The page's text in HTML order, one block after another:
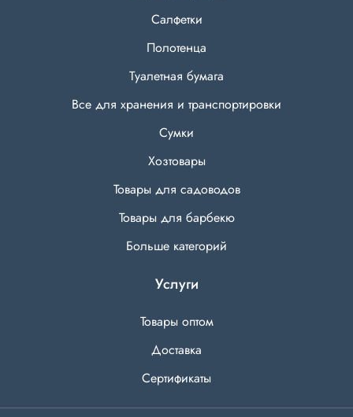
Салфетки
Полотенца
Туалетная бумага
Все для хранения и транспортировки
Сумки
Хозтовары
Товары для садоводов
Товары для барбекю
Больше категорий
Услуги
Товары оптом
Доставка
Сертификаты